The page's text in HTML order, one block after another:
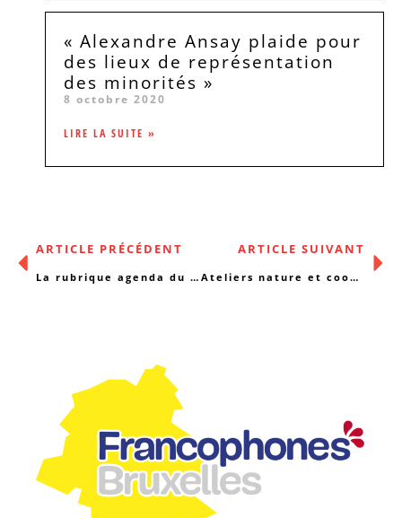
« Alexandre Ansay plaide pour
des lieux de représentation
des minorités »
8 octobre 2020
LIRE LA SUITE »
ARTICLE PRÉCÉDENT
La rubrique agenda du 31/10/2016
ARTICLE SUIVANT
Ateliers nature et coopération